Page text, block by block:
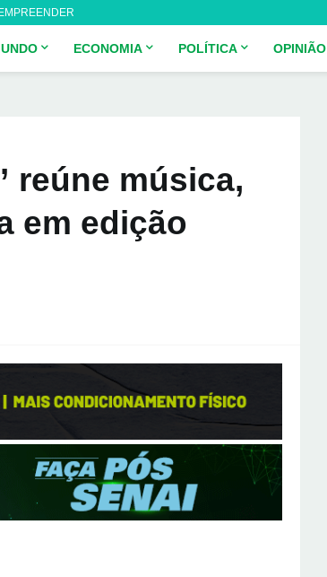
EMPREENDER
ECONOMIA POLÍTICA OPINIÃO
reúne música,
em edição